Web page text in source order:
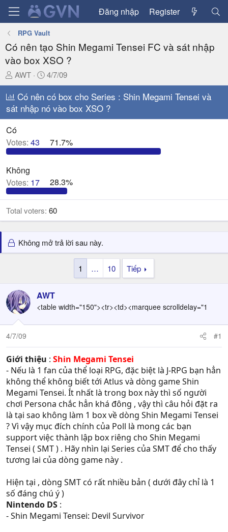
Đăng nhập Register
RPG Vault
Có nên tạo Shin Megami Tensei FC và sát nhập
vào box XSO ?
T
h
e
a
d
s
t
r
t
r
AWT
N
g
à
y
g
4/7/09
Có nên có box cho Series : Shin Megami Tensei và
sát nhập nó vào box XSO ?
Có
Votes: 43 71.7%
Không
Votes: 17 28.3%
Total voters 60
Không mở trả lời sau này.
1 … 10 Tiếp
AWT
<table width="150"><tr><td><marquee scrolldelay="1
4/7/09 #1
Giới thiệu : Shin Megami Tensei
- Nếu là 1 fan của thể loại RPG, đặc biệt là J-RPG bạn hẳn
không thể không biết tới Atlus và dòng game Shin
Megami Tensei. Ít nhất là trong box này thì số người
chơi Persona chắc hẳn khá đông , vậy thì câu hỏi đặt ra
là tại sao không làm 1 box về dòng Shin Megami Tensei
? Vì vậy mục đích chính của Poll là mong các bạn
support việc thành lập box riêng cho Shin Megami
Tensei ( SMT ) . Hãy nhìn lại Series của SMT để cho thấy
tương lai của dòng game này .
Hiện tại , dòng SMT có rất nhiều bản ( dưới đây chỉ là 1
số đáng chú ý )
Nintendo DS :
- Shin Megami Tensei: Devil Survivor